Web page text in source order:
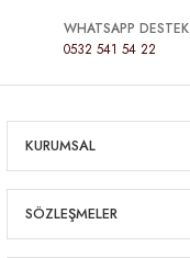
WHATSAPP DESTEK
0532 541 54 22
KURUMSAL
SÖZLEŞMELER